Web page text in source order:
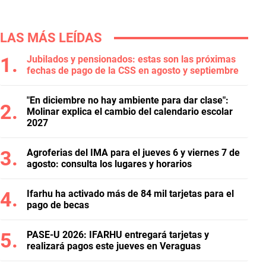
LAS MÁS LEÍDAS
Jubilados y pensionados: estas son las próximas
fechas de pago de la CSS en agosto y septiembre
"En diciembre no hay ambiente para dar clase":
Molinar explica el cambio del calendario escolar
2027
Agroferias del IMA para el jueves 6 y viernes 7 de
agosto: consulta los lugares y horarios
Ifarhu ha activado más de 84 mil tarjetas para el
pago de becas
PASE-U 2026: IFARHU entregará tarjetas y
realizará pagos este jueves en Veraguas